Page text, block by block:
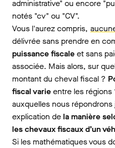
administrative" ou encore
notés "cv" ou "CV".
Vous l'aurez compris,
délivrée sans prendre en
puissance fiscaleet sans
associée. Mais alors, sur
montant du cheval fiscal ?
fiscal varieentre les
auxquelles nous
explication dela manière
les chevaux fiscaux d’un
Si les mathématiques vous